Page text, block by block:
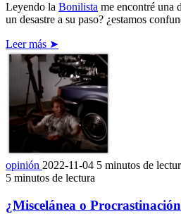
Leyendo la Bonilista me encontré una
un desastre a su paso? ¿estamos
Leer más ➤
opinión 2022-11-04 5 minutos de
5 minutos de lectura
¿Miscelánea o